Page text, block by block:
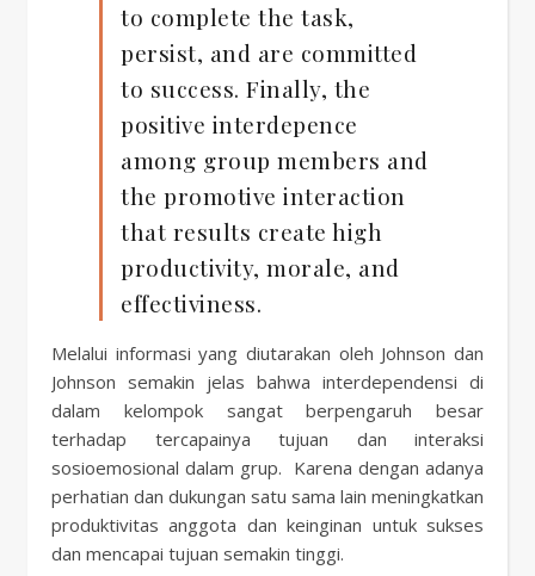
to complete the task,
persist, and are committed
to success. Finally, the
positive interdepence
among group members and
the promotive interaction
that results create high
productivity, morale, and
effectiviness.
Melalui informasi yang diutarakan oleh Johnson dan
Johnson semakin jelas bahwa interdependensi di
dalam kelompok sangat berpengaruh besar
terhadap tercapainya tujuan dan interaksi
sosioemosional dalam grup. Karena dengan adanya
perhatian dan dukungan satu sama lain meningkatkan
produktivitas anggota dan keinginan untuk sukses
dan mencapai tujuan semakin tinggi.